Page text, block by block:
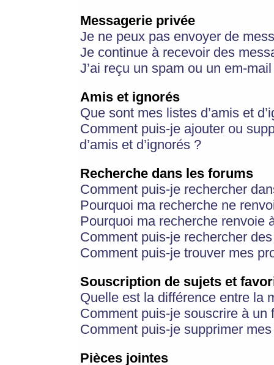
Messagerie privée
Je ne peux pas envoyer de
Je continue à recevoir des
J’ai reçu un spam ou un em-
Amis et ignorés
Que sont mes listes d’amis et
Comment puis-je ajouter ou
d’amis et d’ignorés ?
Recherche dans les forums
Comment puis-je rechercher
Pourquoi ma recherche ne
Pourquoi ma recherche renvoie
Comment puis-je rechercher
Comment puis-je trouver mes
Souscription de sujets et
Quelle est la différence entre la
Comment puis-je souscrire à
Comment puis-je supprimer
Pièces jointes